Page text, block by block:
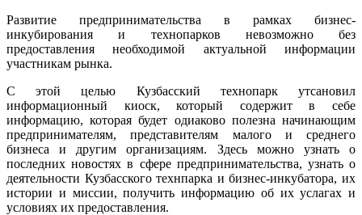
Развитие предпринимательства в рамках бизнес-
инкубирования и технопарков невозможно без
предоставления необходимой актуальной информации
участникам рынка.
С этой целью Кузбасский технопарк утсановил
информационный киоск, который содержит в себе
информацию, которая будет одиаково полезна начинающим
предпринимателям, представителям малого и среднего
бизнеса и другим организациям. Здесь можно узнать о
последних новостях в сфере предпринимательства, узнать о
деятельности Кузбасского технпарка и бизнес-инкубатора, их
истории и миссии, получить информацию об их услагах и
условиях их предоставления.